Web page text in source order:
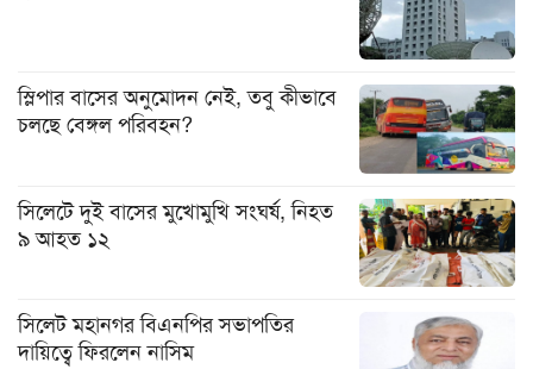
স্লিপার বাসের অনুমোদন নেই, তবু কীভাবে
চলছে বেঙ্গল পরিবহন?
সিলেটে দুই বাসের মুখোমুখি সংঘর্ষ, নিহত
৯ আহত ১২
সিলেট মহানগর বিএনপির সভাপতির
দায়িত্বে ফিরলেন নাসিম